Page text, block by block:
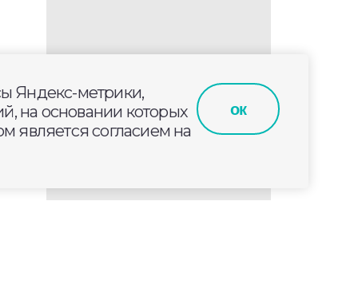
Яндекс-метрики,
на основании которых
является согласием на
ок